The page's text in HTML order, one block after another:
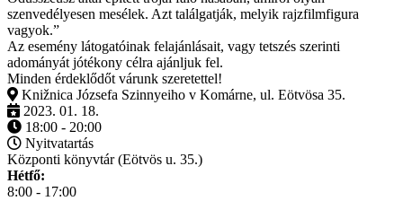
szenvedélyesen mesélek. Azt találgatják, melyik rajzfilmfigura
vagyok.”
Az esemény látogatóinak felajánlásait, vagy tetszés szerinti
adományát jótékony célra ajánljuk fel.
Minden érdeklődőt várunk szeretettel!
Knižnica Józsefa Szinnyeiho v Komárne, ul. Eötvösa 35.
2023. 01. 18.
18:00 - 20:00
Nyitvatartás
Központi könyvtár (Eötvös u. 35.)
Hétfő:
8:00 - 17:00